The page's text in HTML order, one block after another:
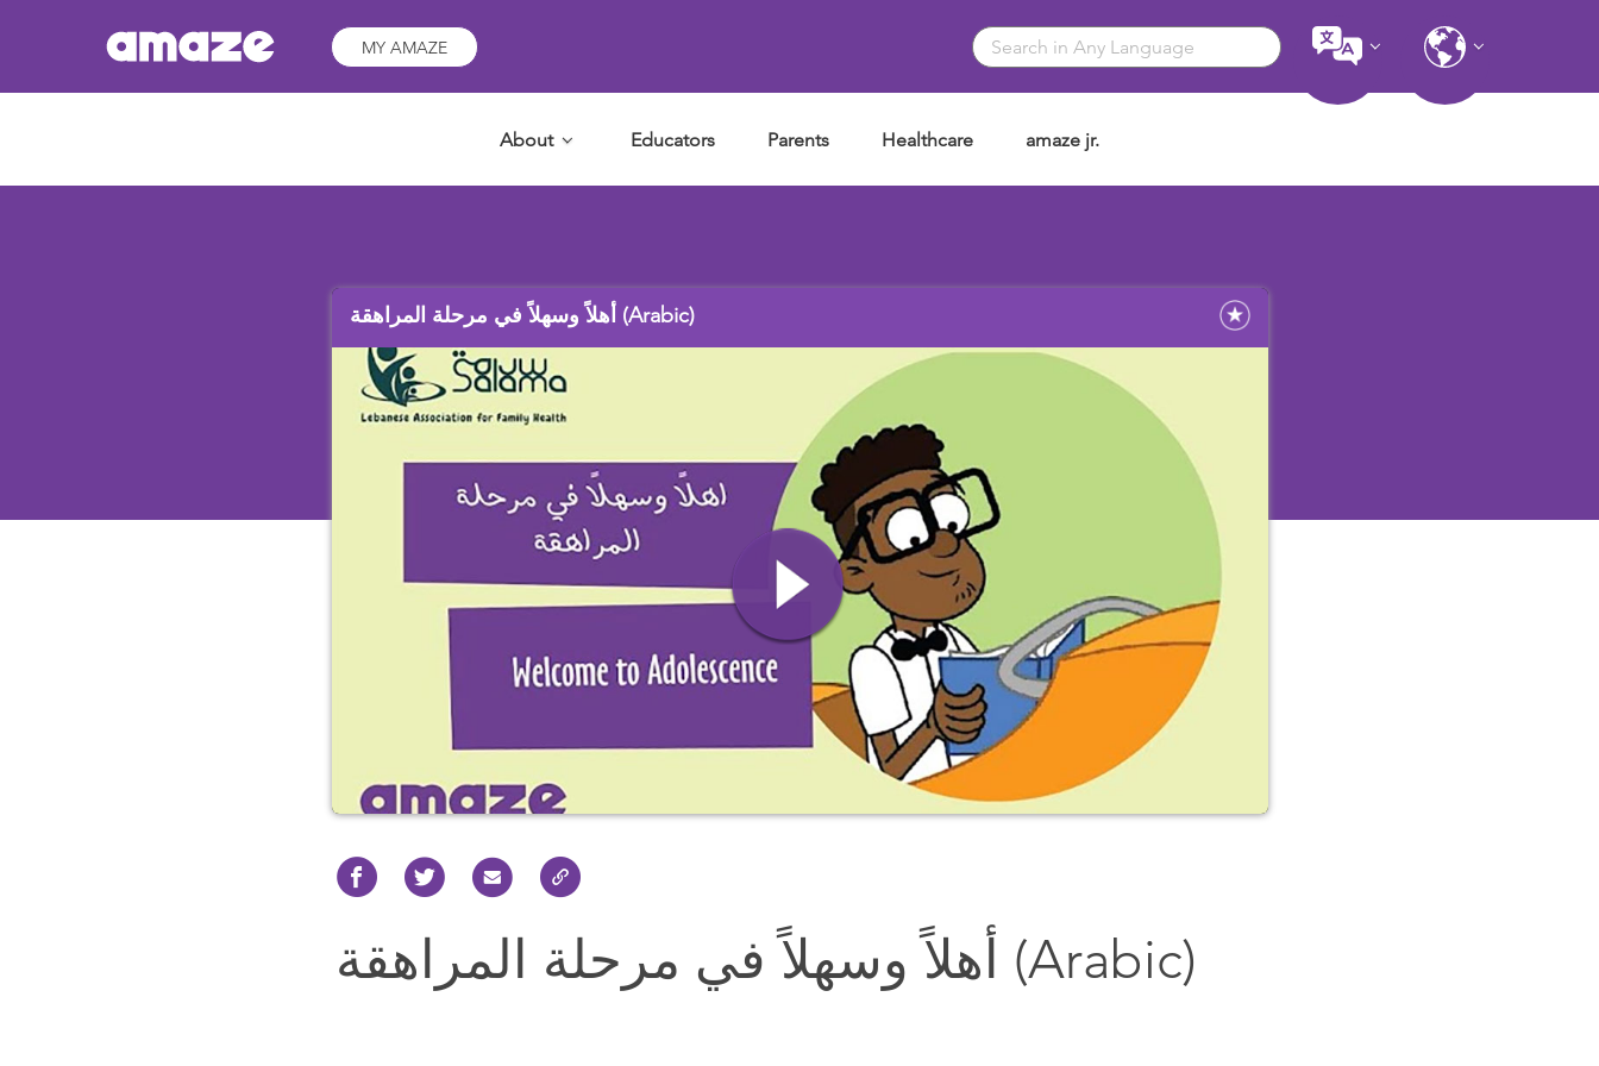
MY AMAZE
Educators Parents Healthcare amaze jr.
About
أهلاً وسهلاً في مرحلة المراهقة (Arabic)
أهلاً وسهلاً في مرحلة المراهقة (Arabic)